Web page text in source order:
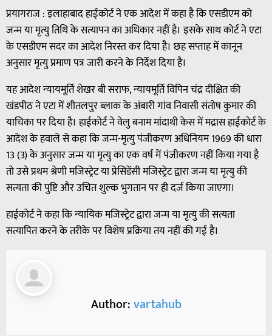
प्रयागराज : इलाहाबाद हाईकोर्ट ने एक आदेश में कहा है कि एसडीएम को
जन्म या मृत्यु तिथि के सत्यापन का अधिकार नहीं है। इसके साथ कोर्ट ने एटा
के एसडीएम सदर का आदेश निरस्त कर दिया है। छह सप्ताह में कानून
अनुसार मृत्यु प्रमाण पत्र जारी करने के निर्देश दिया है।
यह आदेश न्यायमूर्ति शेखर बी सराफ, न्यायमूर्ति विपिन चंद्र दीक्षित की
खंडपीठ ने एटा में शीतलपुर ब्लाक के अंबारी गांव निवासी संतोष कुमार की
याचिका पर दिया है। हाईकोर्ट ने वेलु बनाम मांदाथी केस में मद्रास हाईकोर्ट के
आदेश के हवाले से कहा कि जन्म-मृत्यु पंजीकरण अधिनियम 1969 की धारा
13 (3) के अनुसार जन्म या मृत्यु का एक वर्ष में पंजीकरण नहीं किया गया है
तो उसे प्रथम श्रेणी मजिस्ट्रेट या प्रेसिडेंसी मजिस्ट्रेट द्वारा जन्म या मृत्यु की
सत्यता की पुष्टि और उचित शुल्क भुगतान पर ही दर्ज किया जाएगा।
हाईकोर्ट ने कहा कि न्यायिक मजिस्ट्रेट द्वारा जन्म या मृत्यु की सत्यता
सत्यापित करने के तरीके पर विशेष प्रक्रिया तय नहीं की गई है।
Author:vartahub